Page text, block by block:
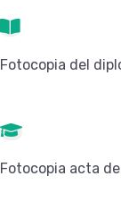
Fotocopia del
Fotocopia acta